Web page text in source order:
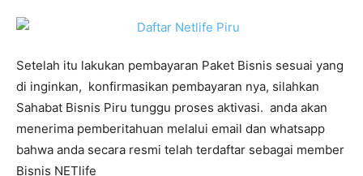
Setelah itu lakukan pembayaran Paket Bisnis sesuai yang
di inginkan, konfirmasikan pembayaran nya, silahkan
Sahabat Bisnis Piru tunggu proses aktivasi. anda akan
menerima pemberitahuan melalui email dan whatsapp
bahwa anda secara resmi telah terdaftar sebagai member
Bisnis NETlife